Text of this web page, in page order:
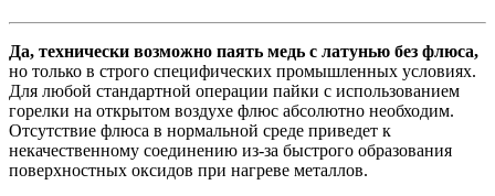
Да, технически возможно паять медь с латунью без флюса,
но только в строго специфических промышленных условиях.
Для любой стандартной операции пайки с использованием
горелки на открытом воздухе флюс абсолютно необходим.
Отсутствие флюса в нормальной среде приведет к
некачественному соединению из-за быстрого образования
поверхностных оксидов при нагреве металлов.